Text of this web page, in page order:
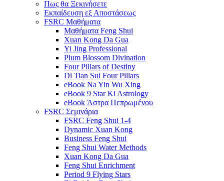
Πως θα Ξεκινήσετε
Εκπαίδευση εξ Αποστάσεως
FSRC Μαθήματα
Μαθήματα Feng Shui
Xuan Kong Da Gua
Yi Jing Professional
Plum Blossom Divination
Four Pillars of Destiny
Di Tian Sui Four Pillars
eBook Na Yin Wu Xing
eBook 9 Star Ki Astrology
eBook Άστρα Πεπρωμένου
FSRC Σεμινάρια
FSRC Feng Shui 1-4
Dynamic Xuan Kong
Business Feng Shui
Feng Shui Water Methods
Xuan Kong Da Gua
Feng Shui Enrichment
Period 9 Flying Stars